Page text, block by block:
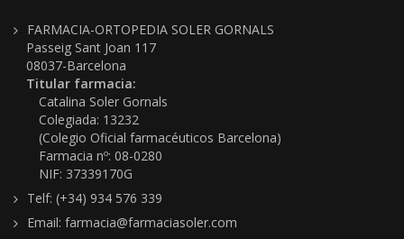
FARMACIA-ORTOPEDIA SOLER GORNALS
Passeig Sant Joan 117
08037-Barcelona
Titular farmacia:
Catalina Soler Gornals
Colegiada: 13232
(Colegio Oficial farmacéuticos Barcelona)
Farmacia nº: 08-0280
NIF: 37339170G
Telf: (+34) 934 576 339
Email: farmacia@farmaciasoler.com